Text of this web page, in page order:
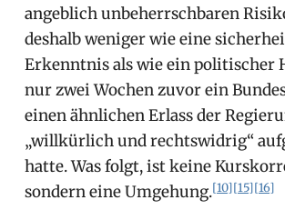
angeblich unbeherrschbaren
deshalb weniger wie eine
Erkenntnis als wie ein politischer
nur zwei Wochen zuvor ein
einen ähnlichen Erlass der
„willkürlich und rechtswidrig“
hatte. Was folgt, ist keine
sondern eine Umgehung.[10][15][16]